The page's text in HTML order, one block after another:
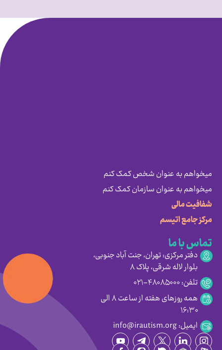
میخواهم به عنوان شخص کمک کنم
میخواهم به عنوان سازمان کمک کنم
شفافیت مالی
مرکز جامع اتیسم
تماس با ما
دفتر مرکزی: تهران، جنت آباد جنوبی،
بلوار لاله شرقی، پلاک ۸
تلفن: ۴۸۰۸۵۰۰۰-۰۲۱
همه روزهای هفته از ساعت ۸ الی
۱۶:۳۰
ایمیل: info@irautism.org